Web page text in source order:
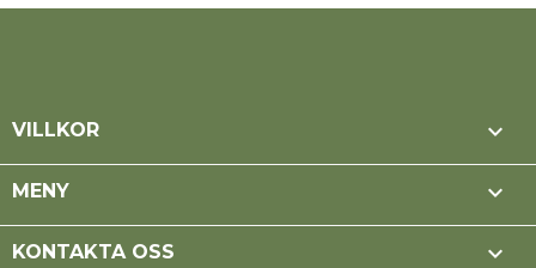
VILLKOR 
MENY 
KONTAKTA OSS 